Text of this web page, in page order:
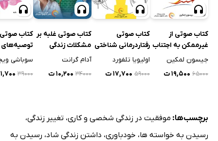
کتاب صوتی از
غیرممکن به اجتناب
ناپذیر
جیسون لمکین
۶۵۰۰۰ ۱۹,۵۰۰ ت
کتاب صوتی
رفتاردرمانی شناختی
اولیویا تلفورد
۵۹۰۰۰ ۱۷,۷۰۰ ت
کتاب صوتی غلبه بر
مشکلات زندگی
آدام گرانت
۳۴۰۰۰ ۱۰,۲۰۰ ت
کتاب صوتی
توصیه‌های
برای کادر
سوباشی
۳۹۰۰۰ ۱۱,۷۰۰
برچسب‌ها: موفقیت در زندگی شخصی و کاری، تغییر زندگی،
رسیدن به خواسته ها، خودباوری، داشتن زندگی شاد، رسیدن به